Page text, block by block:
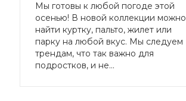
Мы готовы к любой погоде этой
осенью! В новой коллекции можно
найти куртку, пальто, жилет или
парку на любой вкус. Мы следуем
трендам, что так важно для
подростков, и не...